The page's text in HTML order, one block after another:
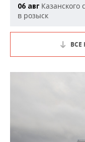
06 авг
в розыск
ВСЕ